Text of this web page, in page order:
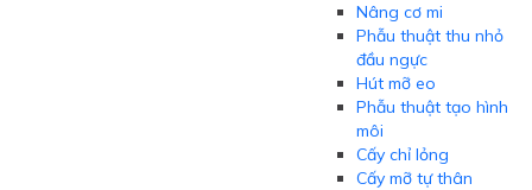
Nâng cơ mi
Phẫu thuật thu nhỏ
đầu ngực
Hút mỡ eo
Phẫu thuật tạo hình
môi
Cấy chỉ lỏng
Cấy mỡ tự thân